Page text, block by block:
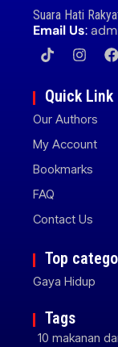
Suara Hati
Email Us:
Quick Link
Our Authors
My Account
Bookmarks
FAQ
Contact Us
Top
Gaya Hidup
Tags
10 makanan